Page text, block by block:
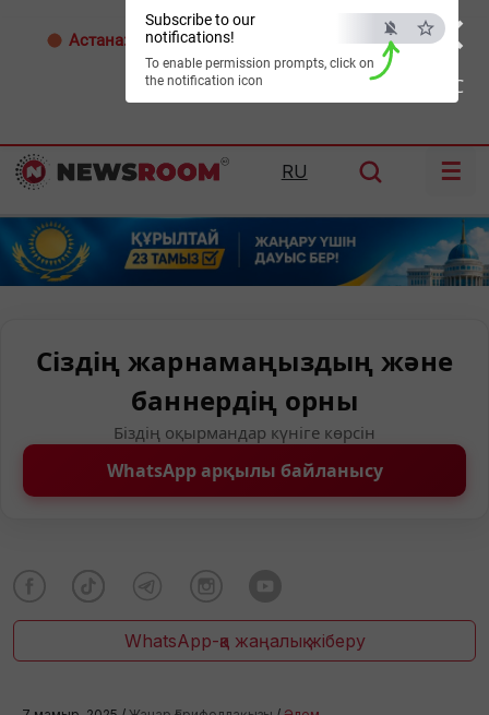
×
ESC
Subscribe to our
notifications!
To enable permission prompts, click on
the notification icon
Астана: 32°C Алматы: Шымкент:39°C
RU ☰
Сіздің жарнамаңыздың және
баннердің орны
Біздің оқырмандар күніге көрсін
WhatsApp арқылы байланысу
WhatsApp-қа жаңалық жіберу